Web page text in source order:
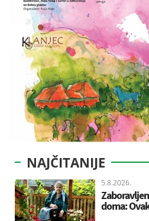
NAJČITANIJE
5.8.2026.
doma: